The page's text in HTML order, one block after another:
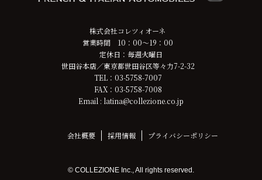
株式会社コレツィオーネ
営業時間 10：00～19：00
定休日：毎週火曜日
世田谷本店／東京都世田谷区等々力7-2-32
TEL：03-5758-7007
FAX：03-5758-7008
Email : latina@collezione.co.jp
会社概要 採用情報 プライバシーポリシー
© COLLEZIONE Inc., All rights reserved.